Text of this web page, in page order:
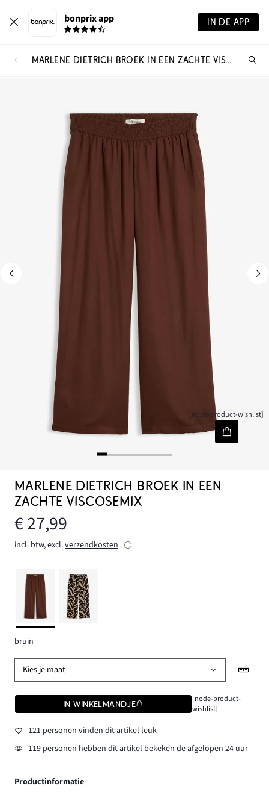
bonprix app IN DE APP
MARLENE DIETRICH BROEK IN EEN ZACHTE VISCOSEMIX
[node-product-wishlist]
MARLENE DIETRICH BROEK IN EEN
ZACHTE VISCOSEMIX
€ 27,99
incl. btw, excl.verzendkosten
bruin
Kies je maat
IN WINKELMANDJE
[node-product-
wishlist]
121 personen vinden dit artikel leuk
119 personen hebben dit artikel bekeken de afgelopen 24 uur
Productinformatie